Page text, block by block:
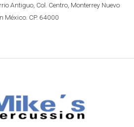
Antiguo, Col. Centro, Monterrey Nuevo
México. CP. 64000